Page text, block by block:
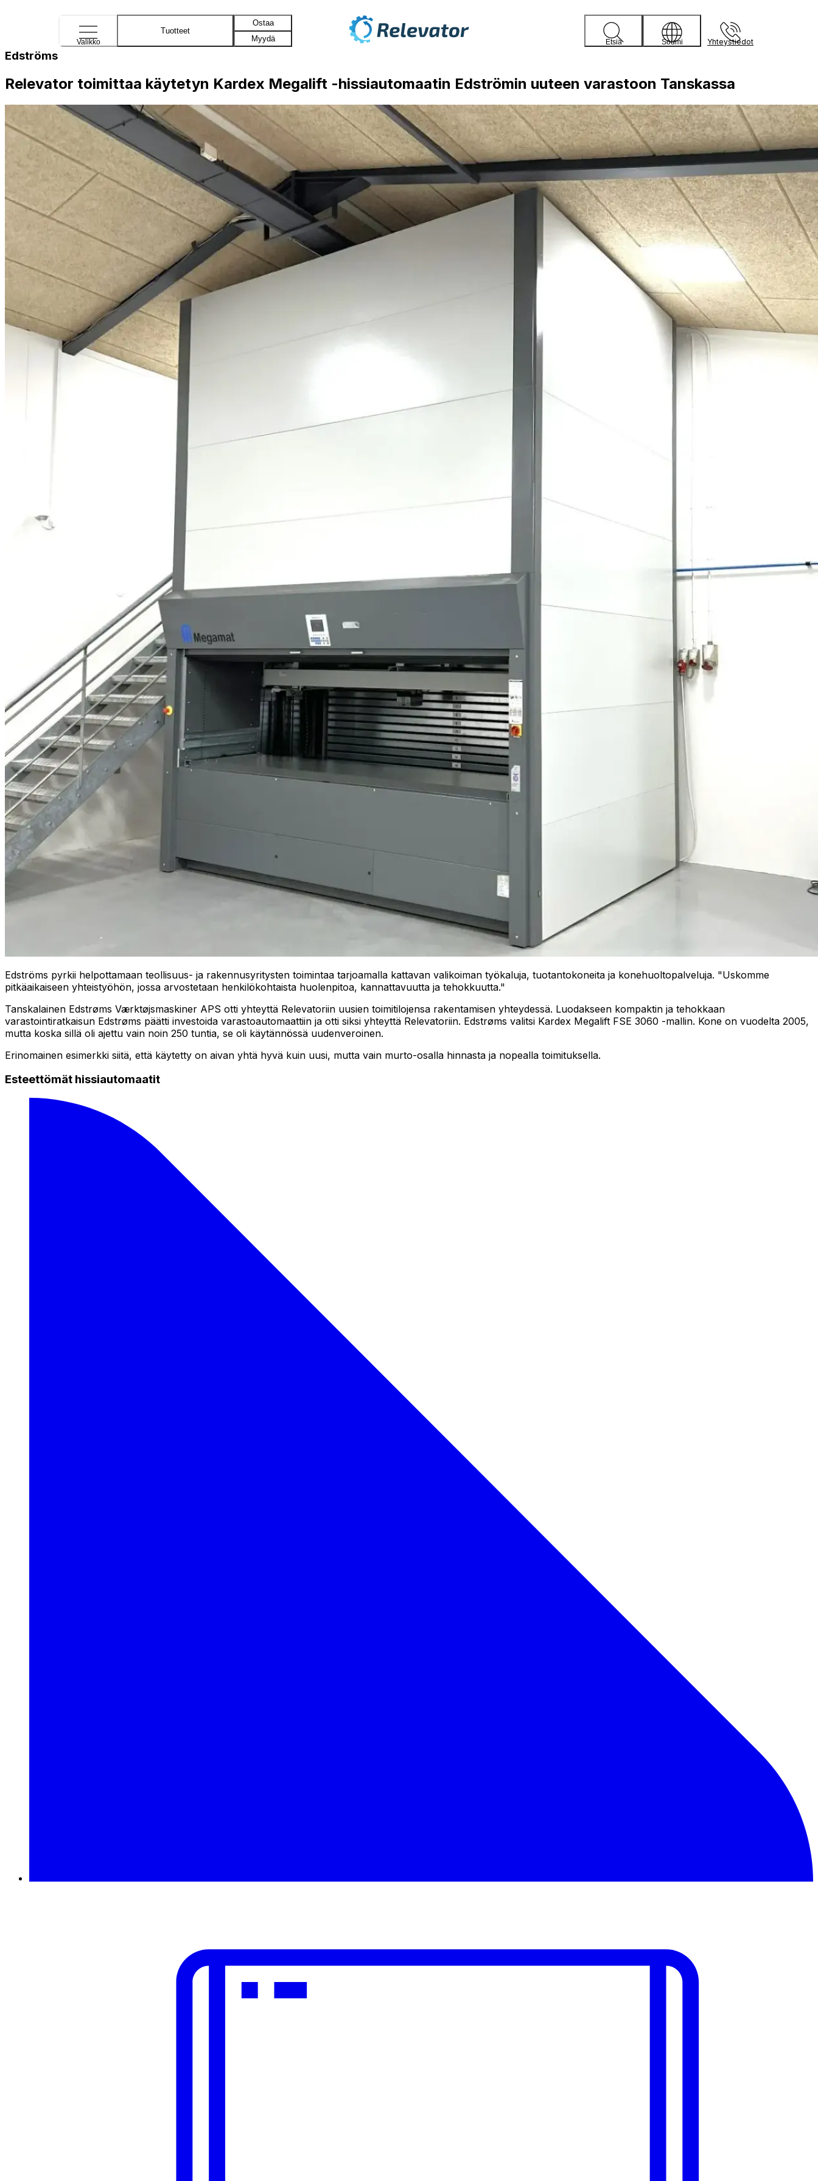
Valikko
Tuotteet
Ostaa
Myydä
Etsiä Soumi Yhteystiedot
Edströms
Relevator toimittaa käytetyn Kardex Megalift -hissiautomaatin Edströmin uuteen varastoon Tanskassa
Edströms pyrkii helpottamaan teollisuus- ja rakennusyritysten toimintaa tarjoamalla kattavan valikoiman työkaluja, tuotantokoneita ja konehuoltopalveluja. "Uskomme
pitkäaikaiseen yhteistyöhön, jossa arvostetaan henkilökohtaista huolenpitoa, kannattavuutta ja tehokkuutta."
Tanskalainen Edstrøms Værktøjsmaskiner APS otti yhteyttä Relevatoriin uusien toimitilojensa rakentamisen yhteydessä. Luodakseen kompaktin ja tehokkaan
varastointiratkaisun Edstrøms päätti investoida varastoautomaattiin ja otti siksi yhteyttä Relevatoriin. Edstrøms valitsi Kardex Megalift FSE 3060 -mallin. Kone on vuodelta 2005,
mutta koska sillä oli ajettu vain noin 250 tuntia, se oli käytännössä uudenveroinen.
Erinomainen esimerkki siitä, että käytetty on aivan yhtä hyvä kuin uusi, mutta vain murto-osalla hinnasta ja nopealla toimituksella.
Esteettömät hissiautomaatit